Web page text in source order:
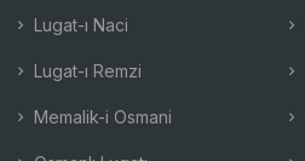
Lugat-ı Naci
Lugat-ı Remzi
Memalik-i Osmani